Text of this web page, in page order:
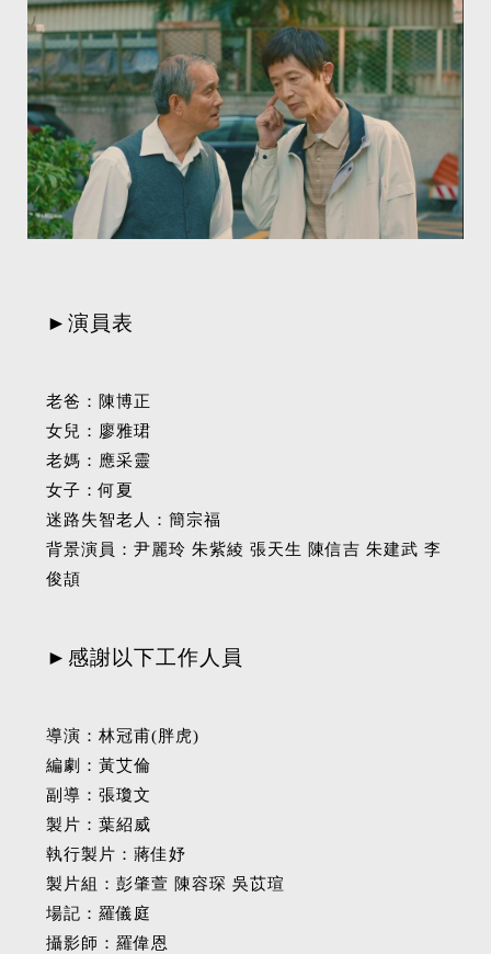
►演員表
老爸：陳博正
女兒：廖雅珺
老媽：應采靈
女子：何夏
迷路失智老人：簡宗福
背景演員：尹麗玲‭ ‬朱紫綾‭ ‬張天生‬‬ 陳信吉‭ ‬朱建武‭ ‬李
俊頡‬‬
►感謝以下工作人員
導演：林冠甫‭(‬胖虎‭)‬‬‬
編劇：黃艾倫
副導：張瓊文
製片：葉紹威
執行製片：蔣佳妤
製片組：彭肇萱‭ ‬陳容琛‭ ‬吳苡瑄‬‬
場記：羅儀庭
攝影師：羅偉恩